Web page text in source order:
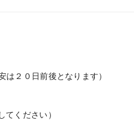
は２０日前後となります）
ください）